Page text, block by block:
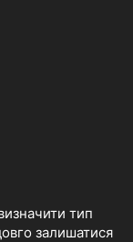
тип
залишатися